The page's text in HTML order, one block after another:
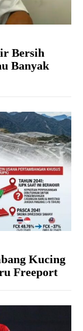
Bersih
Banyak
Kucing
Freeport